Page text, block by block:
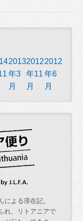
2013
年3
月
2012
年11
月
2012
年6
月
による滞在記。
れ、リトアニアで